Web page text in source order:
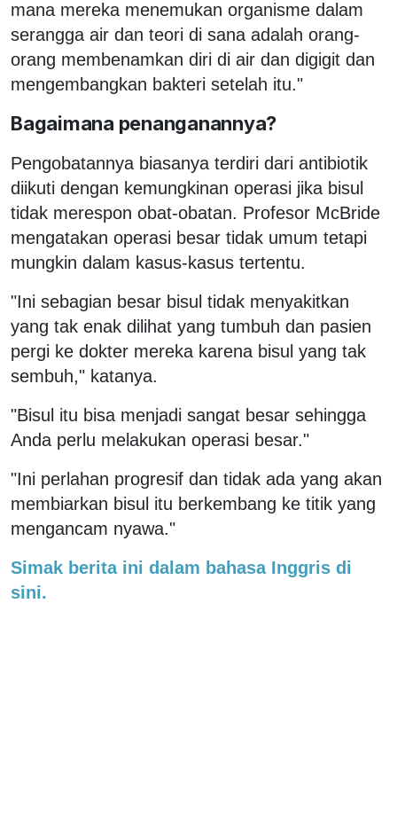
mana mereka menemukan organisme dalam
serangga air dan teori di sana adalah orang-
orang membenamkan diri di air dan digigit dan
mengembangkan bakteri setelah itu."
Bagaimana penanganannya?
Pengobatannya biasanya terdiri dari antibiotik
diikuti dengan kemungkinan operasi jika bisul
tidak merespon obat-obatan. Profesor McBride
mengatakan operasi besar tidak umum tetapi
mungkin dalam kasus-kasus tertentu.
"Ini sebagian besar bisul tidak menyakitkan
yang tak enak dilihat yang tumbuh dan pasien
pergi ke dokter mereka karena bisul yang tak
sembuh," katanya.
"Bisul itu bisa menjadi sangat besar sehingga
Anda perlu melakukan operasi besar."
"Ini perlahan progresif dan tidak ada yang akan
membiarkan bisul itu berkembang ke titik yang
mengancam nyawa."
Simak berita ini dalam bahasa Inggris di
sini.